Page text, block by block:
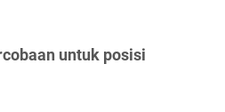
untuk posisi